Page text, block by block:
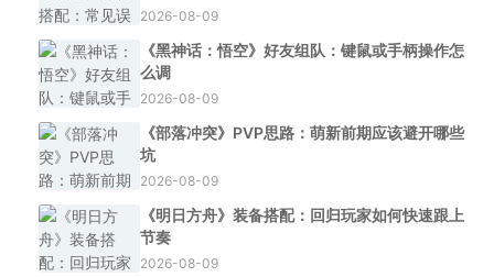
2026-08-09
《黑神话：悟空》好友组队：键鼠或手柄操作怎
么调
2026-08-09
《部落冲突》PVP思路：萌新前期应该避开哪些
坑
2026-08-09
《明日方舟》装备搭配：回归玩家如何快速跟上
节奏
2026-08-09